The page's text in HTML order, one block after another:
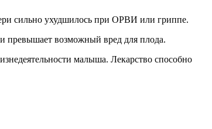
сильно ухудшилось при ОРВИ или гриппе.
превышает возможный вред для плода.
малыша. Лекарство способно